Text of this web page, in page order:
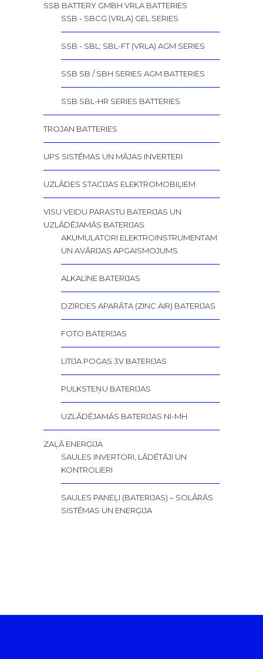
SSB BATTERY GMBH VRLA BATTERIES
SSB - SBCG (VRLA) GEL SERIES
SSB - SBL; SBL-FT (VRLA) AGM SERIES
SSB SB / SBH SERIES AGM BATTERIES
SSB SBL-HR SERIES BATTERIES
TROJAN BATTERIES
UPS SISTĒMAS UN MĀJAS INVERTERI
UZLĀDES STACIJAS ELEKTROMOBIĻIEM
VISU VEIDU PARASTU BATERIJAS UN
UZLĀDĒJAMĀS BATERIJAS
AKUMULATORI ELEKTROINSTRUMENTAM
UN AVĀRIJAS APGAISMOJUMS
ALKALINE BATERIJAS
DZIRDES APARĀTA (ZINC AIR) BATERIJAS
FOTO BATERIJAS
LITIJA POGAS 3V BATERIJAS
PULKSTEŅU BATERIJAS
UZLĀDĒJAMĀS BATERIJAS NI-MH
ZAĻĀ ENERĢIJA
SAULES INVERTORI, LĀDĒTĀJI UN
KONTROLIERI
SAULES PANEĻI (BATERIJAS) – SOLĀRĀS
SISTĒMAS UN ENERĢIJA